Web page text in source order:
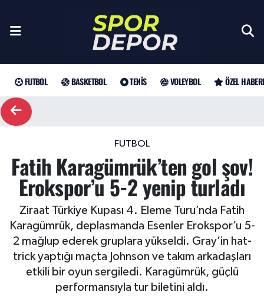
FUTBOL BASKETBOL TENIS VOLEYBOL ÖZEL
FUTBOL
Fatih Karagümrük’ten gol şov!
Erokspor’u 5-2 yenip turladı
Ziraat Türkiye Kupası 4. Eleme Turu’nda Fatih
Karagümrük, deplasmanda Esenler Erokspor’u 5-
2 mağlup ederek gruplara yükseldi. Gray’in hat-
trick yaptığı maçta Johnson ve takım arkadaşları
etkili bir oyun sergiledi. Karagümrük, güçlü
performansıyla tur biletini aldı.
Trendyol Süper Lig
Şampiyonlar Ligi
UEFA Avrupa Ligi
Avrupa Konferans Ligi
İngiltere Premier Lig
Türkiye Basketbol Ligi
Sultanlar Ligi
Özel Haberler
Muhabirler
Arama
Şampiyonlar Ligi
UEFA Avrupa Ligi
Avrupa Konferans Ligi
Trendyol Süper Lig
İngiltere Premier Lig
Nöbetçi Eczaneler
Tüm Manşetler
Son Dakika Haberleri
Haber Arşivi